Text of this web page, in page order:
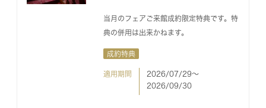
当月のフェアご来館成約限定特典です。特
典の併用は出来かねます。
成約特典
適用期間
2026/07/29〜
2026/09/30